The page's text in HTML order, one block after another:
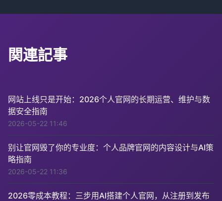
関連記事
网站上线只是开始：2026个人官网的长期运营、维护与数
据安全指南
2026-05-22 11:46
别让官网毁了你的专业度：个人品牌官网的内容设计与AI策
略指南
2026-05-22 11:36
2026零成本教程：三步用AI搭建个人官网，从注册到发布